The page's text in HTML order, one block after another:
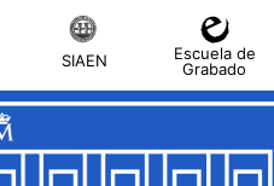
SIAEN
Escuela de
Grabado